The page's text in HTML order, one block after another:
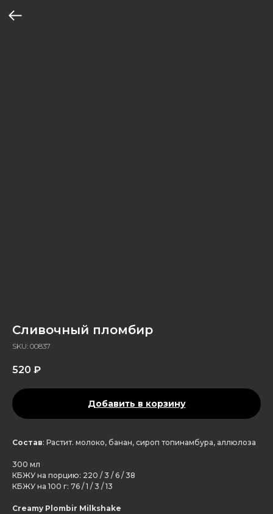
Сливочный пломбир
SKU: 00837
520 ₽
Добавить в корзину
Состав: Растит. молоко, банан, сироп топинамбура, аллюлоза
300 мл
КБЖУ на порцию: 220 / 3 / 6 / 38
КБЖУ на 100 г: 76 / 1 / 3 / 13
Creamy Plombir Milkshake